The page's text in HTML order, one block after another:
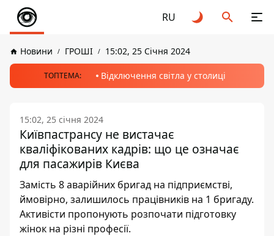
RU
Новини ГРОШІ 15:02, 25 Січня 2024
ТОПТЕМА: Відключення світла у столиці
15:02, 25 січня 2024
Київпастрансу не вистачає
кваліфікованих кадрів: що це означає
для пасажирів Києва
Замість 8 аварійних бригад на підприємстві,
ймовірно, залишилось працівників на 1 бригаду.
Активісти пропонують розпочати підготовку
жінок на різні професії.